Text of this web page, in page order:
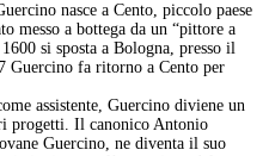
nasce a Cento, piccolo paese
messo a bottega da un “pittore a
si sposta a Bologna, presso il
Guercino fa ritorno a Cento per
assistente, Guercino diviene un
progetti. Il canonico Antonio
Guercino, ne diventa il suo